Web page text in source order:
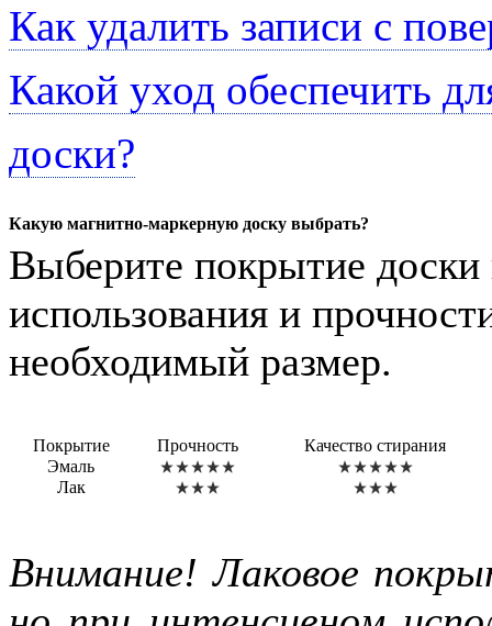
Как удалить записи с
Какой уход обеспечить
доски?
Какую магнитно-маркерную доску выбрать?
Выберите покрытие доски
использования и
необходимый размер.
Покрытие Прочность
Качество стирания
Эмаль
Лак
Внимание! Лаковое